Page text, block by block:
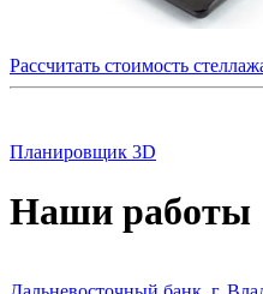
Рассчитать стоимость
Планировщик 3D
Наши работы